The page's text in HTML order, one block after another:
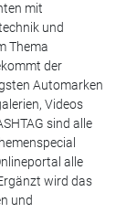
mit
und
Thema
der
Automarken
Videos
sind alle
alle
wird das
und